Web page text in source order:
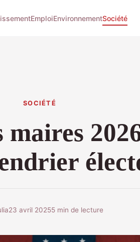
EmploiEnvironnementSociété
SOCIÉTÉ
maires
23 avril 20255 min de lecture